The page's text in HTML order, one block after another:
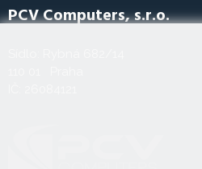
PCV Computers, s.r.o.